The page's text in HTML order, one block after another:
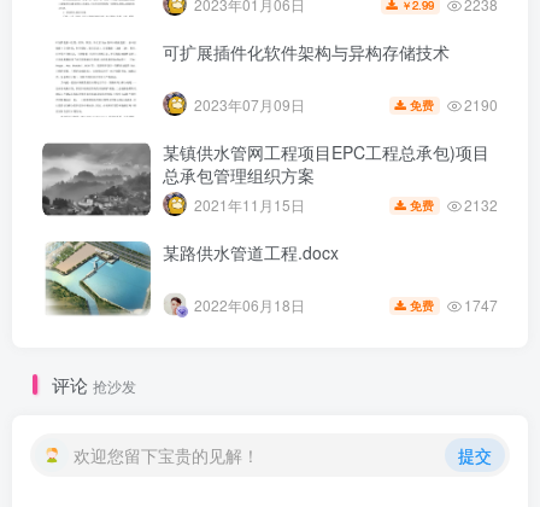
第6页 / 共26页
2023年01月06日 ￥2.99 2238
可扩展插件化软件架构与异构存储技术
2023年07月09日 免费 2190
某镇供水管网工程项目EPC工程总承包)项目
总承包管理组织方案
2021年11月15日 免费 2132
某路供水管道工程.docx
2022年06月18日 免费 1747
评论 抢沙发
欢迎您留下宝贵的见解！ 提交